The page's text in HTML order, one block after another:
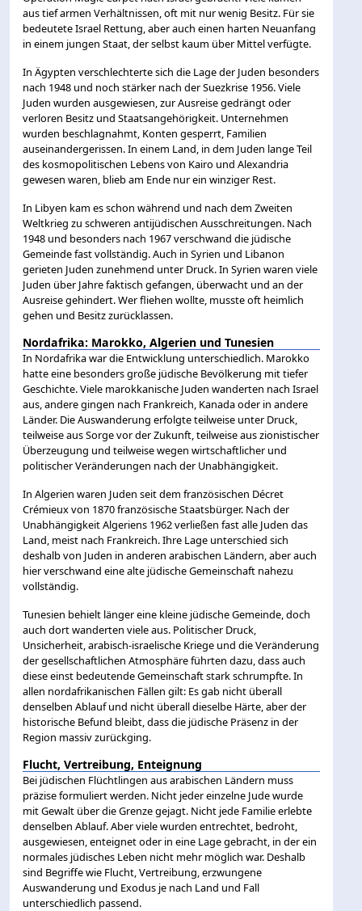
aus tief armen Verhältnissen, oft mit nur wenig Besitz. Für sie
bedeutete Israel Rettung, aber auch einen harten Neuanfang
in einem jungen Staat, der selbst kaum über Mittel verfügte.
In Ägypten verschlechterte sich die Lage der Juden besonders
nach 1948 und noch stärker nach der Suezkrise 1956. Viele
Juden wurden ausgewiesen, zur Ausreise gedrängt oder
verloren Besitz und Staatsangehörigkeit. Unternehmen
wurden beschlagnahmt, Konten gesperrt, Familien
auseinandergerissen. In einem Land, in dem Juden lange Teil
des kosmopolitischen Lebens von Kairo und Alexandria
gewesen waren, blieb am Ende nur ein winziger Rest.
In Libyen kam es schon während und nach dem Zweiten
Weltkrieg zu schweren antijüdischen Ausschreitungen. Nach
1948 und besonders nach 1967 verschwand die jüdische
Gemeinde fast vollständig. Auch in Syrien und Libanon
gerieten Juden zunehmend unter Druck. In Syrien waren viele
Juden über Jahre faktisch gefangen, überwacht und an der
Ausreise gehindert. Wer fliehen wollte, musste oft heimlich
gehen und Besitz zurücklassen.
Nordafrika: Marokko, Algerien und Tunesien
In Nordafrika war die Entwicklung unterschiedlich. Marokko
hatte eine besonders große jüdische Bevölkerung mit tiefer
Geschichte. Viele marokkanische Juden wanderten nach Israel
aus, andere gingen nach Frankreich, Kanada oder in andere
Länder. Die Auswanderung erfolgte teilweise unter Druck,
teilweise aus Sorge vor der Zukunft, teilweise aus zionistischer
Überzeugung und teilweise wegen wirtschaftlicher und
politischer Veränderungen nach der Unabhängigkeit.
In Algerien waren Juden seit dem französischen Décret
Crémieux von 1870 französische Staatsbürger. Nach der
Unabhängigkeit Algeriens 1962 verließen fast alle Juden das
Land, meist nach Frankreich. Ihre Lage unterschied sich
deshalb von Juden in anderen arabischen Ländern, aber auch
hier verschwand eine alte jüdische Gemeinschaft nahezu
vollständig.
Tunesien behielt länger eine kleine jüdische Gemeinde, doch
auch dort wanderten viele aus. Politischer Druck,
Unsicherheit, arabisch-israelische Kriege und die Veränderung
der gesellschaftlichen Atmosphäre führten dazu, dass auch
diese einst bedeutende Gemeinschaft stark schrumpfte. In
allen nordafrikanischen Fällen gilt: Es gab nicht überall
denselben Ablauf und nicht überall dieselbe Härte, aber der
historische Befund bleibt, dass die jüdische Präsenz in der
Region massiv zurückging.
Flucht, Vertreibung, Enteignung
Bei jüdischen Flüchtlingen aus arabischen Ländern muss
präzise formuliert werden. Nicht jeder einzelne Jude wurde
mit Gewalt über die Grenze gejagt. Nicht jede Familie erlebte
denselben Ablauf. Aber viele wurden entrechtet, bedroht,
ausgewiesen, enteignet oder in eine Lage gebracht, in der ein
normales jüdisches Leben nicht mehr möglich war. Deshalb
sind Begriffe wie Flucht, Vertreibung, erzwungene
Auswanderung und Exodus je nach Land und Fall
unterschiedlich passend.